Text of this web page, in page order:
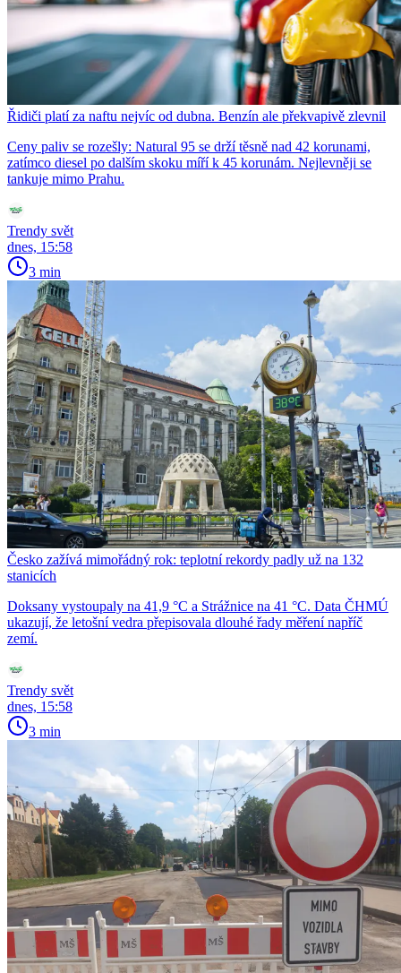
Řidiči platí za naftu nejvíc od dubna. Benzín ale překvapivě zlevnil
Ceny paliv se rozešly: Natural 95 se drží těsně nad 42 korunami,
zatímco diesel po dalším skoku míří k 45 korunám. Nejlevněji se
tankuje mimo Prahu.
Trendy svět
dnes, 15:58
3 min
Česko zažívá mimořádný rok: teplotní rekordy padly už na 132
stanicích
Doksany vystoupaly na 41,9 °C a Strážnice na 41 °C. Data ČHMÚ
ukazují, že letošní vedra přepisovala dlouhé řady měření napříč
zemí.
Trendy svět
dnes, 15:58
3 min